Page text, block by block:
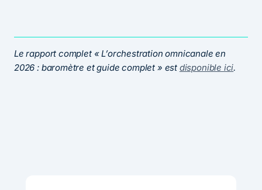
Le rapport complet « L’orchestration omnicanale en
2026 : baromètre et guide complet » est disponible ici.